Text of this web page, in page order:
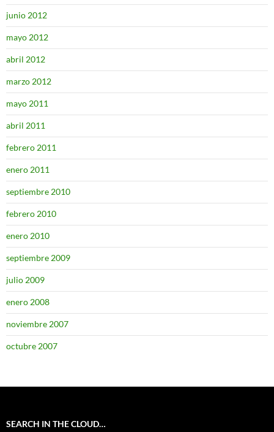
junio 2012
mayo 2012
abril 2012
marzo 2012
mayo 2011
abril 2011
febrero 2011
enero 2011
septiembre 2010
febrero 2010
enero 2010
septiembre 2009
julio 2009
enero 2008
noviembre 2007
octubre 2007
SEARCH IN THE CLOUD…